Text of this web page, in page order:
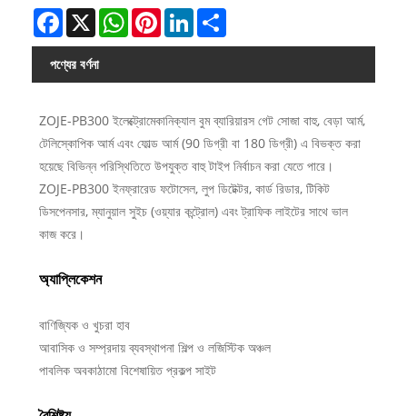
Facebook
X WhatsAppPinterestLinkedIn
পণ্যের বর্ণনা
ZOJE-PB300 ইলেক্ট্রোমেকানিক্যাল বুম ব্যারিয়ারস গেট সোজা বাহু, বেড়া আর্ম,
টেলিস্কোপিক আর্ম এবং ফোল্ড আর্ম (90 ডিগ্রী বা 180 ডিগ্রী) এ বিভক্ত করা
হয়েছে বিভিন্ন পরিস্থিতিতে উপযুক্ত বাহু টাইপ নির্বাচন করা যেতে পারে।
ZOJE-PB300 ইনফ্রারেড ফটোসেল, লুপ ডিটেক্টর, কার্ড রিডার, টিকিট
ডিসপেনসার, ম্যানুয়াল সুইচ (ওয়্যার কন্ট্রোল) এবং ট্রাফিক লাইটের সাথে ভাল
কাজ করে।
অ্যাপ্লিকেশন
বাণিজ্যিক ও খুচরা হাব
আবাসিক ও সম্প্রদায় ব্যবস্থাপনা শিল্প ও লজিস্টিক অঞ্চল
পাবলিক অবকাঠামো বিশেষায়িত প্রকল্প সাইট